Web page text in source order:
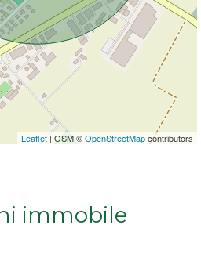
Leaflet | OSM ©OpenStreetMapcontributors
immobile